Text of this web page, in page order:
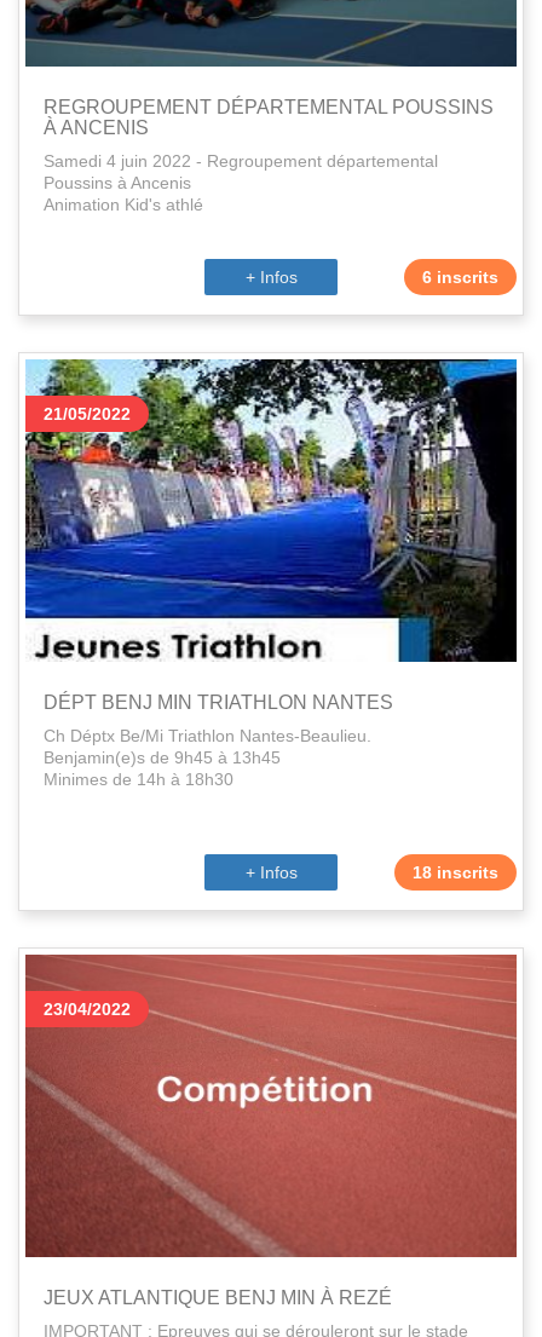
REGROUPEMENT DÉPARTEMENTAL POUSSINS
À ANCENIS
Samedi 4 juin 2022 - Regroupement départemental
Poussins à Ancenis
Animation Kid's athlé
+ Infos 6 inscrits
DÉPT BENJ MIN TRIATHLON NANTES
Ch Déptx Be/Mi Triathlon Nantes-Beaulieu.
Benjamin(e)s de 9h45 à 13h45
Minimes de 14h à 18h30
+ Infos
21/05/2022
18 inscrits
JEUX ATLANTIQUE BENJ MIN À REZÉ
IMPORTANT : Epreuves qui se dérouleront sur le stade
23/04/2022